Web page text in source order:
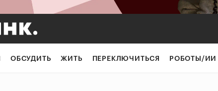
ОБСУДИТЬ ЖИТЬ ПЕРЕКЛЮЧИТЬСЯ РОБОТЫ/ИИ